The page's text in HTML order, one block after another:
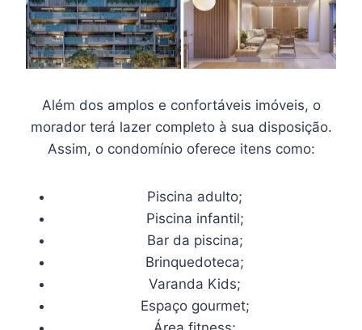
Além dos amplos e confortáveis imóveis, o
morador terá lazer completo à sua disposição.
Assim, o condomínio oferece itens como:
Piscina adulto;
Piscina infantil;
Bar da piscina;
Brinquedoteca;
Varanda Kids;
Espaço gourmet;